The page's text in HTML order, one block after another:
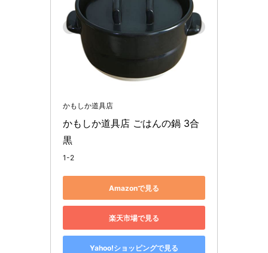
かもしか道具店
かもしか道具店 ごはんの鍋 3合
黒
1-2
Amazonで見る
楽天市場で見る
Yahoo!ショッピングで見る